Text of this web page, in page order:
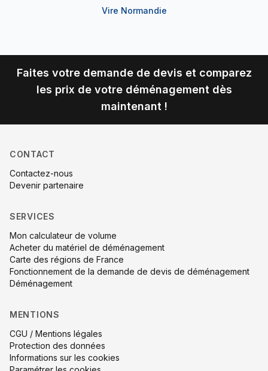
Vire Normandie
Faites votre demande de devis et comparez
les prix de votre déménagement dès
maintenant !
CONTACT
Contactez-nous
Devenir partenaire
SERVICES
Mon calculateur de volume
Acheter du matériel de déménagement
Carte des régions de France
Fonctionnement de la demande de devis de déménagement
Déménagement
MENTIONS
CGU / Mentions légales
Protection des données
Informations sur les cookies